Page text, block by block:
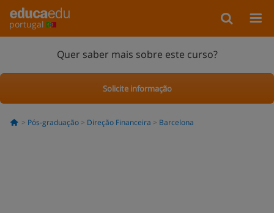
portugal
Quer saber mais sobre este curso?
Solicite informação
Pós-graduação Direção Financeira Barcelona